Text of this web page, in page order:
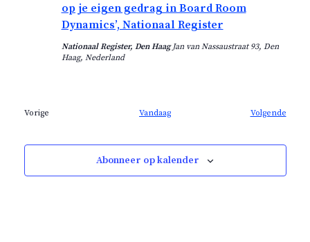
op je eigen gedrag in Board Room
Dynamics’, Nationaal Register
Nationaal Register, Den Haag Jan van Nassaustraat 93, Den
Haag, Nederland
Vorige
e
m
Vandaag VolgendeE
n
e
Abonneer op kalender